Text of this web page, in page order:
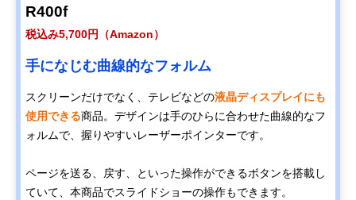
R400f
税込み5,700円（Amazon）
手になじむ曲線的なフォルム
スクリーンだけでなく、テレビなどの液晶ディスプレイにも
使用できる商品。デザインは手のひらに合わせた曲線的なフ
ォルムで、握りやすいレーザーポインターです。
ページを送る、戻す、といった操作ができるボタンを搭載し
ていて、本商品でスライドショーの操作もできます。